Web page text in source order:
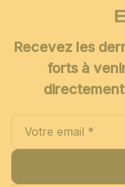
Recevez les
forts à